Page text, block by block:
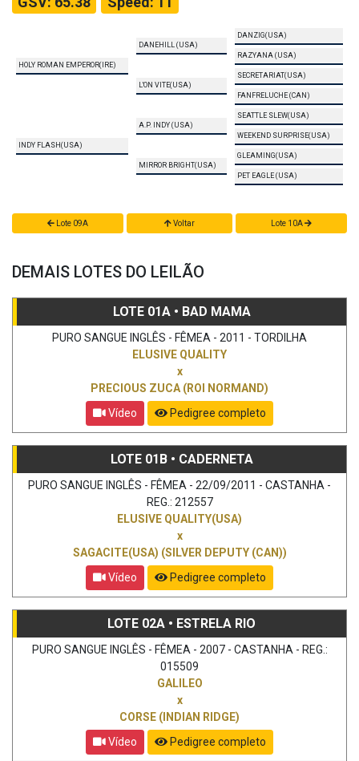
HOLY ROMAN EMPEROR(IRE)
DANEHILL (USA)
DANZIG(USA)
RAZYANA (USA)
L'ON VITE(USA)
SECRETARIAT(USA)
FANFRELUCHE (CAN)
INDY FLASH(USA)
A.P. INDY (USA)
SEATTLE SLEW(USA)
WEEKEND SURPRISE(USA)
MIRROR BRIGHT(USA)
GLEAMING(USA)
PET EAGLE (USA)
Lote 09A Voltar Lote 10A
DEMAIS LOTES DO LEILÃO
LOTE 01A • BAD MAMA
PURO SANGUE INGLÊS - FÊMEA - 2011 - TORDILHA
ELUSIVE QUALITY
x
PRECIOUS ZUCA (ROI NORMAND)
Vídeo
Pedigree completo
LOTE 01B • CADERNETA
PURO SANGUE INGLÊS - FÊMEA - 22/09/2011 - CASTANHA -
REG.: 212557
ELUSIVE QUALITY(USA)
x
SAGACITE(USA) (SILVER DEPUTY (CAN))
Vídeo
Pedigree completo
LOTE 02A • ESTRELA RIO
PURO SANGUE INGLÊS - FÊMEA - 2007 - CASTANHA - REG.:
015509
GALILEO
x
CORSE (INDIAN RIDGE)
Vídeo
Pedigree completo